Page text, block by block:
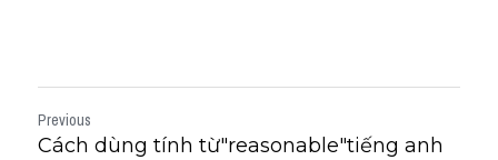
Previous
Cách dùng tính từ"reasonable"tiếng anh